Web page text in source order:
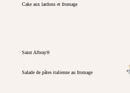
Cake aux lardons et fromage
Saint Albray®
Salade de pâtes italienne au fromage